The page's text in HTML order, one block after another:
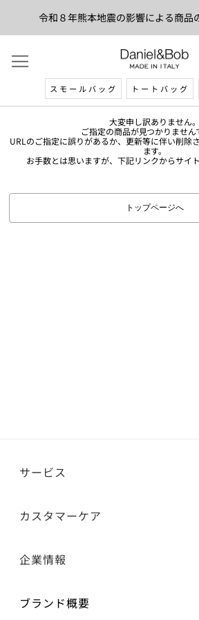
令和８年熊本地震の影響による商品
スモールバッグ トートバッグ
大変申し訳ありません。
ご指定の商品が見つかりません
URLのご指定に誤りがあるか、更新等に伴い削除
ます。
お手数とは思いますが、下記リンクからサイ
トップページへ
サービス
カスタマーケア
企業情報
ブランド概要